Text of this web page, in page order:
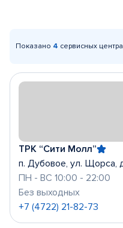
Показано 4 сервисных центра
ТРК “Сити Молл”
п. Дубовое, ул. Щорса,
ПН - ВС 10:00 - 22:00
Без выходных
+7 (4722) 21-82-73